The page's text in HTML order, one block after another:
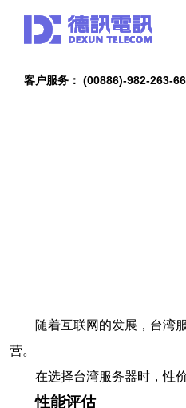
客户服务： (00886)-982-263-
随着互联网的发展，台湾
营。
在选择台湾服务器时，性
性能评估